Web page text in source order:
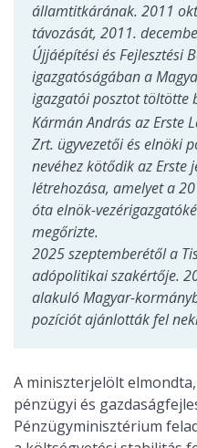
államtitkárának. 2011
távozását, 2011.
Újjáépítési és Fejlesztési
igazgatóságában a
igazgatói posztot töltötte
Kármán András az Erste
Zrt. ügyvezetői és elnöki
nevéhez kötődik az Erste
létrehozása, amelyet a
óta elnök-
megőrizte.
2025 szeptemberétől a
adópolitikai szakértője.
alakuló Magyar-
pozíciót ajánlották fel
A miniszterjelölt
pénzügyi és
Pénzügyminisztérium